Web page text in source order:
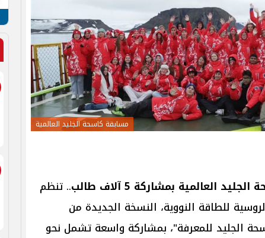
مسابقة كاسحة الجليد العالمية
العالمية بمشاركة 5 آلاف طالب
.. تنظم
للطاقة النووية، النسخة الجديدة من
الجليد للمعرفة"، بمشاركة واسعة تشمل نحو